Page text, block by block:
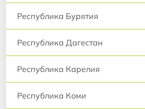
Республика Бурятия
Республика Дагестан
Республика Карелия
Республика Коми